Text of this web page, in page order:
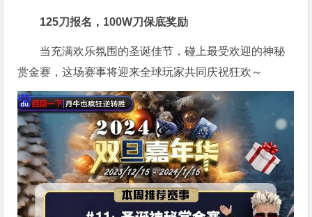
125刀报名，100W刀保底奖励
当充满欢乐氛围的圣诞佳节，碰上最受欢迎的神秘
赏金赛，这场赛事将迎来全球玩家共同庆祝狂欢～